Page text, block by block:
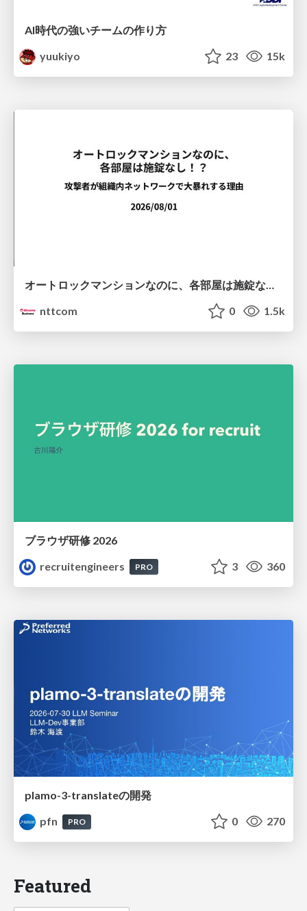
AI時代の強いチームの作り方
yuukiyo
23 15k
オートロックマンションなのに、各部屋は施錠なし！？ 攻撃者が組織内ネットワークで大暴れする理由 / The Front Door Is Locked, but the Rooms Are Wide Open: Why Attackers Move Freely Inside Enterprise Networks
nttcom
0 1.5k
ブラウザ研修 2026
recruitengineers
PRO 3 360
plamo-3-translateの開発
pfn
PRO 0 270
Featured